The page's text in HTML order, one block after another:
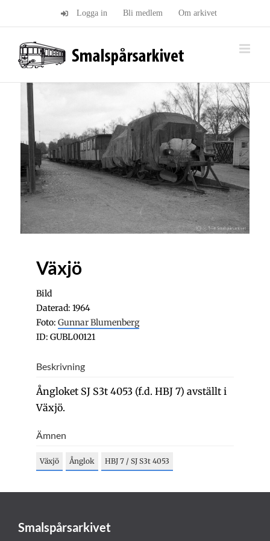
Logga in Bli medlem Om arkivet
Växjö
Bild
Daterad: 1964
Foto: Gunnar Blumenberg
ID: GUBL00121
Beskrivning
Ångloket SJ S3t 4053 (f.d. HBJ 7) avställt i
Växjö.
Ämnen
Växjö Ånglok HBJ 7 / SJ S3t 4053
Smalspårsarkivet